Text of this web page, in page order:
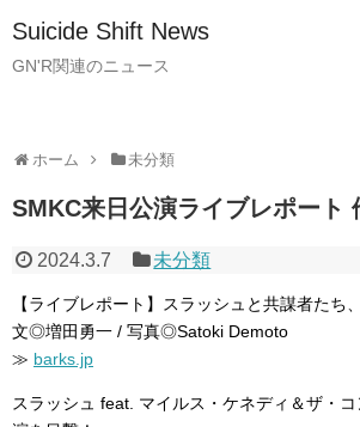
Suicide Shift News
GN'R関連のニュース
ホーム 未分類
SMKC来日公演ライブレポート
2024.3.7 未分類
【ライブレポート】スラッシュと共謀者たち
文◎増田勇一 / 写真◎Satoki Demoto
≫ barks.jp
スラッシュ feat. マイルス・ケネディ＆ザ・